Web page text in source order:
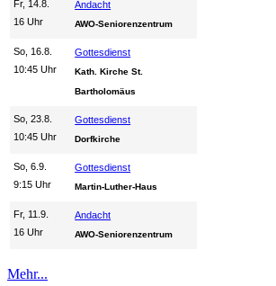
Fr, 14.8.
16 Uhr
Andacht
AWO-Seniorenzentrum
So, 16.8.
10:45 Uhr
Gottesdienst
Kath. Kirche St.
Bartholomäus
So, 23.8.
10:45 Uhr
Gottesdienst
Dorfkirche
So, 6.9.
9:15 Uhr
Gottesdienst
Martin-Luther-Haus
Fr, 11.9.
16 Uhr
Andacht
AWO-Seniorenzentrum
Mehr...